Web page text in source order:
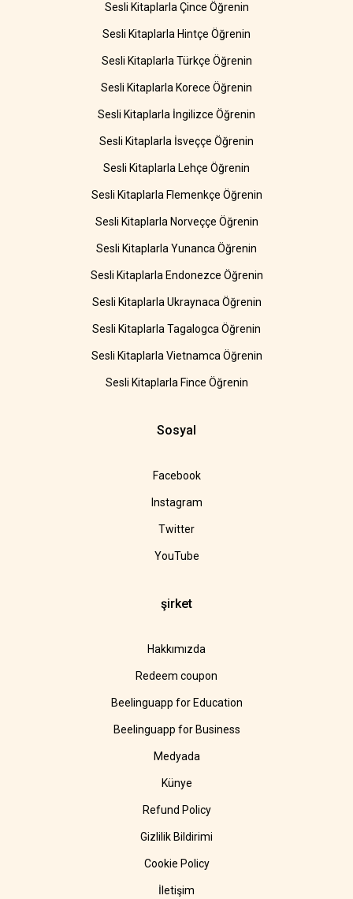
Sesli Kitaplarla Çince Öğrenin
Sesli Kitaplarla Hintçe Öğrenin
Sesli Kitaplarla Türkçe Öğrenin
Sesli Kitaplarla Korece Öğrenin
Sesli Kitaplarla İngilizce Öğrenin
Sesli Kitaplarla İsveççe Öğrenin
Sesli Kitaplarla Lehçe Öğrenin
Sesli Kitaplarla Flemenkçe Öğrenin
Sesli Kitaplarla Norveççe Öğrenin
Sesli Kitaplarla Yunanca Öğrenin
Sesli Kitaplarla Endonezce Öğrenin
Sesli Kitaplarla Ukraynaca Öğrenin
Sesli Kitaplarla Tagalogca Öğrenin
Sesli Kitaplarla Vietnamca Öğrenin
Sesli Kitaplarla Fince Öğrenin
Sosyal
Facebook
Instagram
Twitter
YouTube
şirket
Hakkımızda
Redeem coupon
Beelinguapp for Education
Beelinguapp for Business
Medyada
Künye
Refund Policy
Gizlilik Bildirimi
Cookie Policy
İletişim